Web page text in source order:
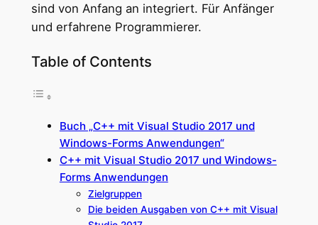
sind von Anfang an integriert. Für Anfänger
und erfahrene Programmierer.
Table of Contents
Buch „C++ mit Visual Studio 2017 und
Windows-Forms Anwendungen“
C++ mit Visual Studio 2017 und Windows-
Forms Anwendungen
Zielgruppen
Die beiden Ausgaben von C++ mit Visual